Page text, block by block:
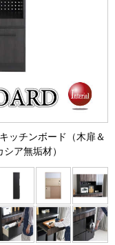
ッチンボード（木扉＆
ア無垢材）